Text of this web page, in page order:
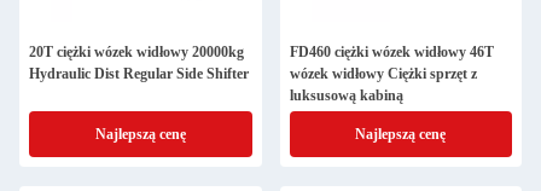
20T ciężki wózek widłowy 20000kg
Hydraulic Dist Regular Side Shifter
Najlepszą cenę
FD460 ciężki wózek widłowy 46T
wózek widłowy Ciężki sprzęt z
luksusową kabiną
Najlepszą cenę